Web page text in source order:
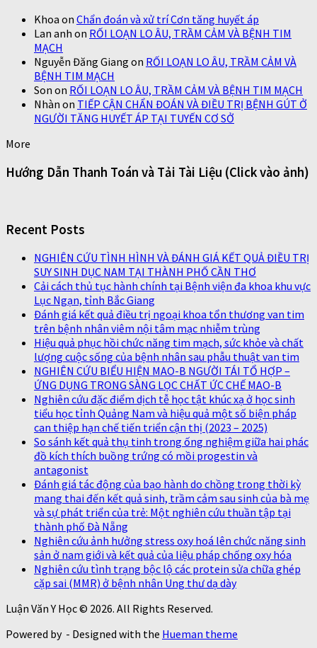
Khoa on Chẩn đoán và xử trí Cơn tăng huyết áp
Lan anh on RỐI LOẠN LO ÂU, TRẦM CẢM VÀ BỆNH TIM
MẠCH
Nguyễn Đăng Giang on RỐI LOẠN LO ÂU, TRẦM CẢM VÀ
BỆNH TIM MẠCH
Son on RỐI LOẠN LO ÂU, TRẦM CẢM VÀ BỆNH TIM MẠCH
Nhàn on TIẾP CẬN CHẨN ĐOÁN VÀ ĐIỀU TRỊ BỆNH GÚT Ở
NGƯỜI TĂNG HUYẾT ÁP TẠI TUYẾN CƠ SỞ
More
Hướng Dẫn Thanh Toán và Tải Tài Liệu (Click vào ảnh)
Recent Posts
NGHIÊN CỨU TÌNH HÌNH VÀ ĐÁNH GIÁ KẾT QUẢ ĐIỀU TRỊ
SUY SINH DỤC NAM TẠI THÀNH PHỐ CẦN THƠ
Cải cách thủ tục hành chính tại Bệnh viện đa khoa khu vực
Lục Ngạn, tỉnh Bắc Giang
Đánh giá kết quả điều trị ngoại khoa tổn thương van tim
trên bệnh nhân viêm nội tâm mạc nhiễm trùng
Hiệu quả phục hồi chức năng tim mạch, sức khỏe và chất
lượng cuộc sống của bệnh nhân sau phẫu thuật van tim
NGHIÊN CỨU BIỂU HIỆN MAO-B NGƯỜI TÁI TỔ HỢP –
ỨNG DỤNG TRONG SÀNG LỌC CHẤT ỨC CHẾ MAO-B
Nghiên cứu đặc điểm dịch tễ học tật khúc xạ ở học sinh
tiểu học tỉnh Quảng Nam và hiệu quả một số biện pháp
can thiệp hạn chế tiến triển cận thị (2023 – 2025)
So sánh kết quả thụ tinh trong ống nghiệm giữa hai phác
đồ kích thích buồng trứng có mồi progestin và
antagonist
Đánh giá tác động của bạo hành do chồng trong thời kỳ
mang thai đến kết quả sinh, trầm cảm sau sinh của bà mẹ
và sự phát triển của trẻ: Một nghiên cứu thuần tập tại
thành phố Đà Nẵng
Nghiên cứu ảnh hưởng stress oxy hoá lên chức năng sinh
sản ở nam giới và kết quả của liệu pháp chống oxy hóa
Nghiên cứu tình trạng bộc lộ các protein sửa chữa ghép
cặp sai (MMR) ở bệnh nhân Ung thư dạ dày
Luận Văn Y Học © 2026. All Rights Reserved.
Powered by - Designed with the Hueman theme